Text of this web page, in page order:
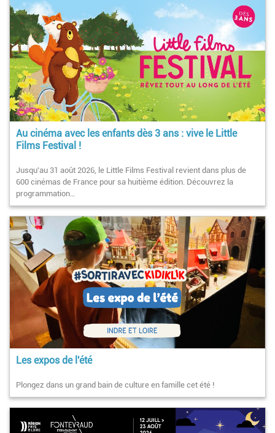
Au cinéma avec les enfants dès 3 ans : vive le Little
Films Festival !
Jusqu'au 31 août 2026, le Little Films Festival revient dans plus de
600 cinémas de France pour sa huitième édition. Découvrez la
programmation…
Les expos de l'été
Plongez dans un grand bain de culture en famille cet été !